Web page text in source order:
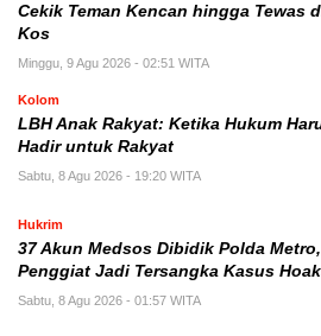
Cekik Teman Kencan hingga Tewas
Kos
Minggu, 9 Agu 2026 - 02:51 WITA
Kolom
LBH Anak Rakyat: Ketika Hukum
Hadir untuk Rakyat
Sabtu, 8 Agu 2026 - 19:20 WITA
Hukrim
37 Akun Medsos Dibidik Polda
Penggiat Jadi Tersangka Kasus
Sabtu, 8 Agu 2026 - 01:57 WITA